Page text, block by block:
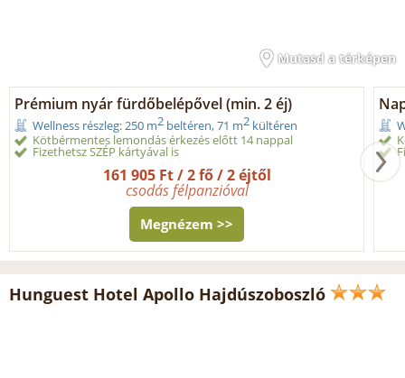
Mutasd a térképen
Prémium nyár fürdőbelépővel (min. 2 éj)
Wellness részleg: 250 m2 beltéren, 71 m2 kültéren
Kötbérmentes lemondás érkezés előtt 14 nappal
Fizethetsz SZÉP kártyával is
161 905 Ft / 2 fő / 2 éjtől
csodás félpanzióval
Megnézem >>
Hunguest Hotel Apollo Hajdúszoboszló